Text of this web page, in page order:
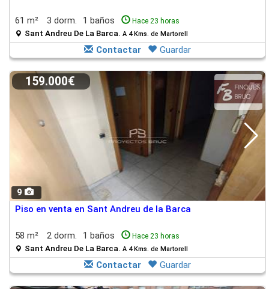
61 m² 3 dorm. 1 baños Hace 23 horas
Sant Andreu De La Barca. A 4 Kms. de Martorell
Contactar Guardar
9
159.000€
Piso en venta en Sant Andreu de la Barca
58 m² 2 dorm. 1 baños Hace 23 horas
Sant Andreu De La Barca. A 4 Kms. de Martorell
Contactar Guardar